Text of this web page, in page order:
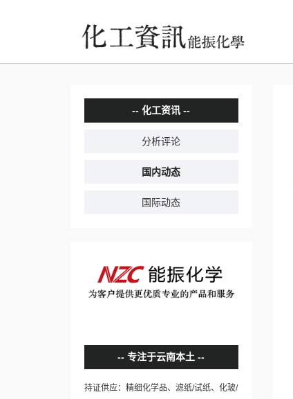
化工资讯
分析评论
国内动态
国际动态
专注于云南本土
持证供应：精细化学品、滤纸/试纸、化玻/